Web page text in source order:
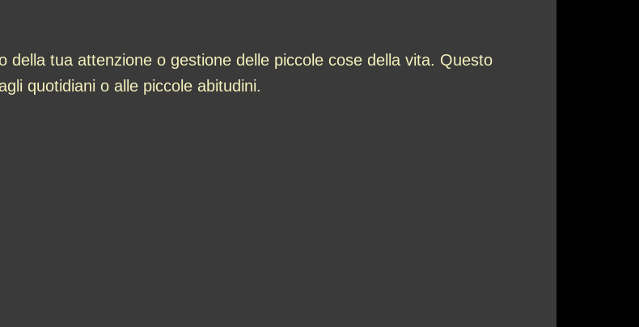
della tua attenzione o gestione delle piccole cose della vita. Questo
quotidiani o alle piccole abitudini.